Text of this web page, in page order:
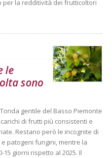
per la redditività dei frutticoltori
le
sono
gentile del Basso Piemonte
di frutti più consistenti e
Restano però le incognite di
patogeni fungini, mentre la
giorni rispetto al 2025. Il